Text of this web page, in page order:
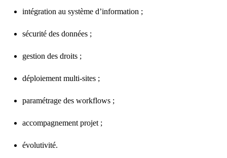
intégration au système d’information ;
sécurité des données ;
gestion des droits ;
déploiement multi-sites ;
paramétrage des workflows ;
accompagnement projet ;
évolutivité.